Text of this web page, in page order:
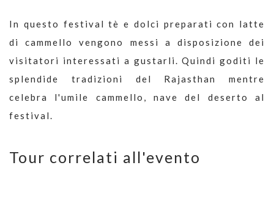
In questo festival tè e dolci preparati con latte
di cammello vengono messi a disposizione dei
visitatori interessati a gustarli. Quindi goditi le
splendide tradizioni del Rajasthan mentre
celebra l'umile cammello, nave del deserto al
festival.
Tour correlati all'evento